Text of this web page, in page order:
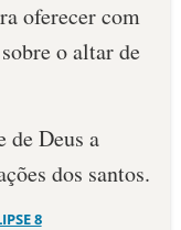
oferecer com
o altar de
de Deus a
dos santos.
8